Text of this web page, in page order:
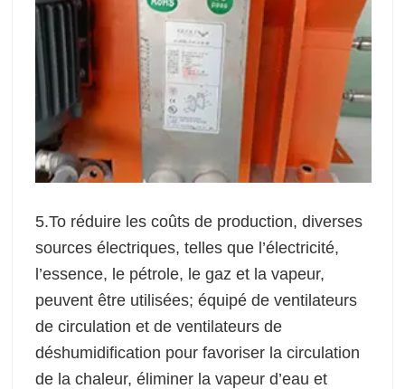
5.To réduire les coûts de production, diverses
sources électriques, telles que l’électricité,
l’essence, le pétrole, le gaz et la vapeur,
peuvent être utilisées; équipé de ventilateurs
de circulation et de ventilateurs de
déshumidification pour favoriser la circulation
de la chaleur, éliminer la vapeur d’eau et